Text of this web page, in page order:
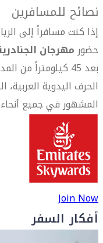
نصائح للمسافرين
إذا كنت مسافراً إلى
حضور مهرجان
بعد 45 كيلومتراً
الحرف اليدوية
المشهور في جميع أنحاء
Join Now
أفكار السفر